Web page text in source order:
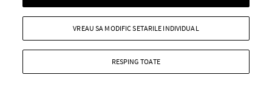
RESPING TOATE
VREAU SA MODIFIC SETARILE INDIVIDUAL